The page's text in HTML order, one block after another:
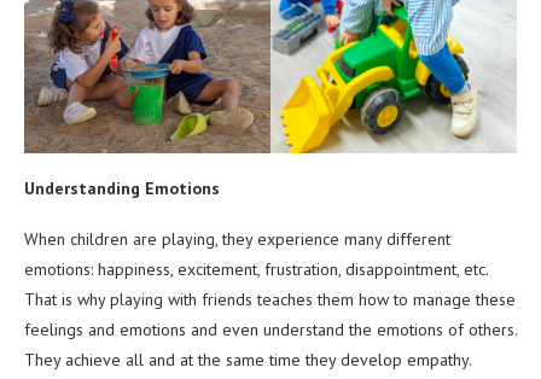
Understanding Emotions
When children are playing, they experience many different
emotions: happiness, excitement, frustration, disappointment, etc.
That is why playing with friends teaches them how to manage these
feelings and emotions and even understand the emotions of others.
They achieve all and at the same time they develop empathy.